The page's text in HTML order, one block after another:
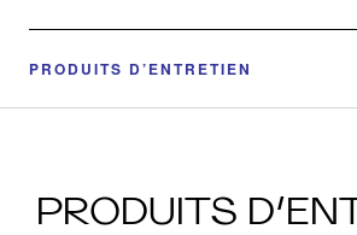
PRODUITS D’ENTRETIEN
PRODUITS